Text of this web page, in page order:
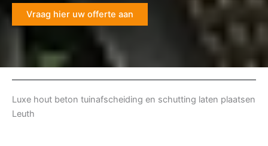
Vraag hier uw offerte aan
Luxe hout beton tuinafscheiding en schutting laten plaatsen
Leuth